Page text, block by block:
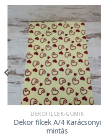
DEKOFILCEK-GUMIK
Dekor filcek A/4 Karácsonyi
mintás